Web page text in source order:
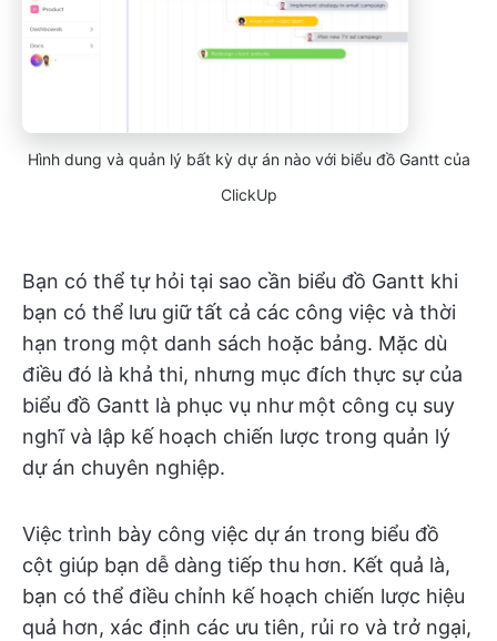
Hình dung và quản lý bất kỳ dự án nào với biểu đồ Gantt của
ClickUp
Bạn có thể tự hỏi tại sao cần biểu đồ Gantt khi
bạn có thể lưu giữ tất cả các công việc và thời
hạn trong một danh sách hoặc bảng. Mặc dù
điều đó là khả thi, nhưng mục đích thực sự của
biểu đồ Gantt là phục vụ như một công cụ suy
nghĩ và lập kế hoạch chiến lược trong quản lý
dự án chuyên nghiệp.
Việc trình bày công việc dự án trong biểu đồ
cột giúp bạn dễ dàng tiếp thu hơn. Kết quả là,
bạn có thể điều chỉnh kế hoạch chiến lược hiệu
quả hơn, xác định các ưu tiên, rủi ro và trở ngại,